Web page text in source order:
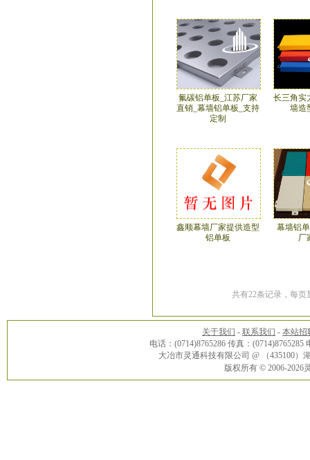
氟碳铝单板_江苏厂家
直销_幕墙铝单板_支持
定制
长三角实
墙造
鑫顺幕墙厂家提供造型
铝单板
幕墙铝
厂
共有22条记录，每
关于我们 - 联系我们 - 本站招
电话：(0714)8765286 传真：(0714)8765285
大冶市灵通科技有限公司 @ （435100
版权所有 © 2006-2026